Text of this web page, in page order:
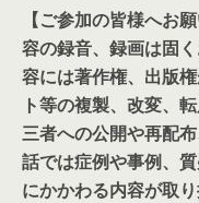
【ご参加の皆様へお
容の録音、録画は固
容には著作権、出版
ト等の複製、改変、
三者への公開や再配
話では症例や事例、
にかかわる内容が取